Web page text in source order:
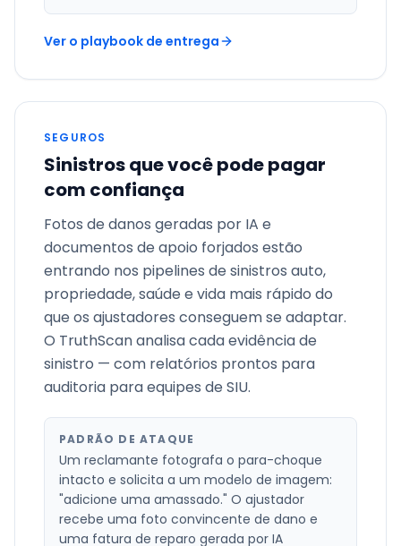
Ver o playbook de entrega
SEGUROS
Sinistros que você pode pagar
com confiança
Fotos de danos geradas por IA e
documentos de apoio forjados estão
entrando nos pipelines de sinistros auto,
propriedade, saúde e vida mais rápido do
que os ajustadores conseguem se adaptar.
O TruthScan analisa cada evidência de
sinistro — com relatórios prontos para
auditoria para equipes de SIU.
PADRÃO DE ATAQUE
Um reclamante fotografa o para-choque
intacto e solicita a um modelo de imagem:
"adicione uma amassado." O ajustador
recebe uma foto convincente de dano e
uma fatura de reparo gerada por IA